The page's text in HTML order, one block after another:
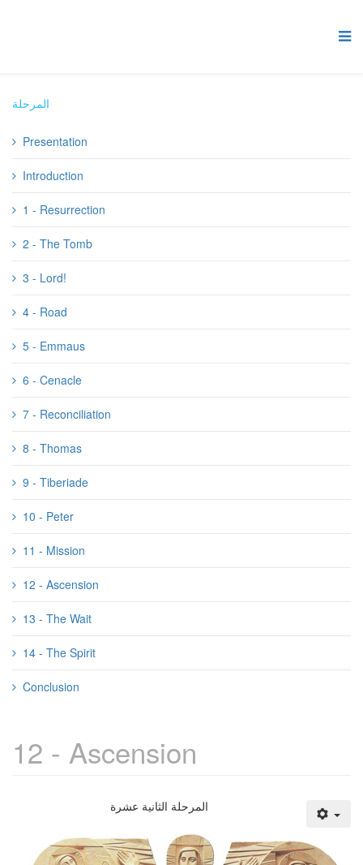
المرحلة
Presentation
Introduction
1 - Resurrection
2 - The Tomb
3 - Lord!
4 - Road
5 - Emmaus
6 - Cenacle
7 - Reconciliation
8 - Thomas
9 - Tiberiade
10 - Peter
11 - Mission
12 - Ascension
13 - The Wait
14 - The Spirit
Conclusion
12 - Ascension
المرحلة الثانية عشرة